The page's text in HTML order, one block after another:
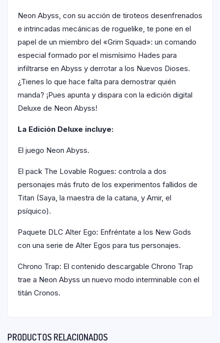
Neon Abyss, con su acción de tiroteos desenfrenados
e intrincadas mecánicas de roguelike, te pone en el
papel de un miembro del «Grim Squad»: un comando
especial formado por el mismísimo Hades para
infiltrarse en Abyss y derrotar a los Nuevos Dioses.
¿Tienes lo que hace falta para demostrar quién
manda? ¡Pues apunta y dispara con la edición digital
Deluxe de Neon Abyss!
La Edición Deluxe incluye:
El juego Neon Abyss.
El pack The Lovable Rogues: controla a dos
personajes más fruto de los experimentos fallidos de
Titan (Saya, la maestra de la catana, y Amir, el
psíquico).
Paquete DLC Alter Ego: Enfréntate a los New Gods
con una serie de Alter Egos para tus personajes.
Chrono Trap: El contenido descargable Chrono Trap
trae a Neon Abyss un nuevo modo interminable con el
titán Cronos.
PRODUCTOS RELACIONADOS